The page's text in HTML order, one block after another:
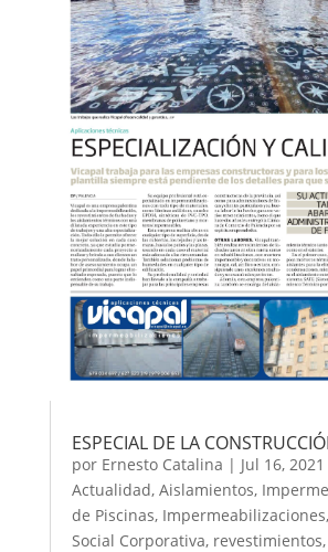
ESPECIAL DE LA
por Ernesto Catalina | Jul 16, 2021
Actualidad, Aislamientos,
de Piscinas, Impermeabilizaciones,
Social Corporativa, revestimientos,